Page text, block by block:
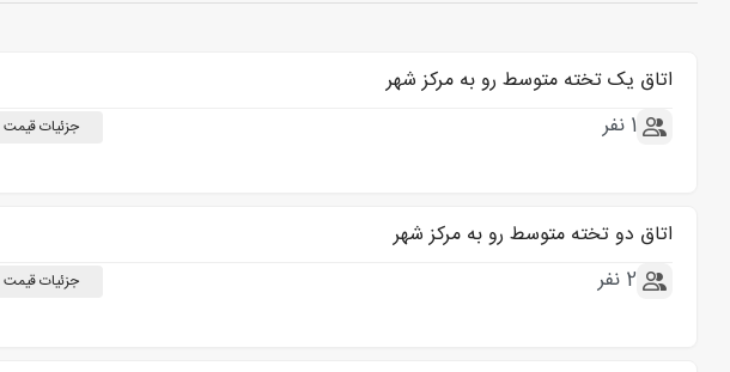
اتاق یک تخته متوسط رو به مرکز شهر
1 نفر
جزئیات قیمت
اتاق دو تخته متوسط رو به مرکز شهر
2 نفر
جزئیات قیمت